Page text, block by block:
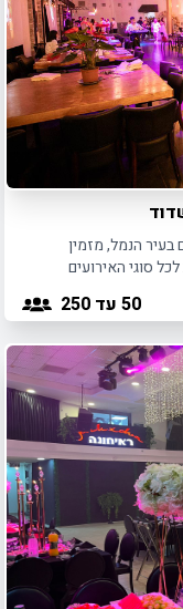
בעיר הנמל, מזמין
סוגי האירועים
50 עד 250